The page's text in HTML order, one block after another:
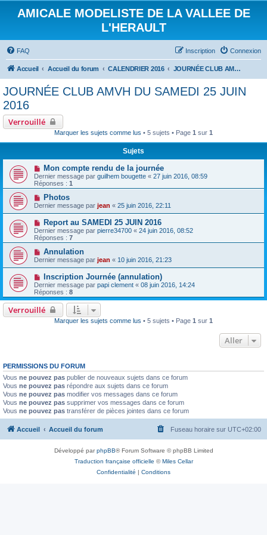
AMICALE MODELISTE DE LA VALLEE DE
L'HERAULT
FAQ Connexion
Inscription
Accueil Accueil du forum CALENDRIER 2016 JOURNÉE CLUB AMVH DU SAMEDI 25 JUIN 2016
JOURNÉE CLUB AMVH DU SAMEDI 25 JUIN
2016
Verrouillé
Marquer les sujets comme lus • 5 sujets • Page 1 sur 1
Sujets
Mon compte rendu de la journée
Dernier message par guilhem bougette « 27 juin 2016, 08:59
Réponses : 1
Photos
Dernier message par jean « 25 juin 2016, 22:11
Report au SAMEDI 25 JUIN 2016
Dernier message par pierre34700 « 24 juin 2016, 08:52
Réponses : 7
Annulation
Dernier message par jean « 10 juin 2016, 21:23
Inscription Journée (annulation)
Dernier message par papi clement « 08 juin 2016, 14:24
Réponses : 8
Verrouillé
Marquer les sujets comme lus • 5 sujets • Page 1 sur 1
Aller
PERMISSIONS DU FORUM
Vous ne pouvez pas publier de nouveaux sujets dans ce forum
Vous ne pouvez pas répondre aux sujets dans ce forum
Vous ne pouvez pas modifier vos messages dans ce forum
Vous ne pouvez pas supprimer vos messages dans ce forum
Vous ne pouvez pas transférer de pièces jointes dans ce forum
Accueil Accueil du forum Fuseau horaire sur UTC+02:00
Développé parphpBB® Forum Software © phpBB Limited
Traduction française officielle ©Miles Cellar
Confidentialité | Conditions